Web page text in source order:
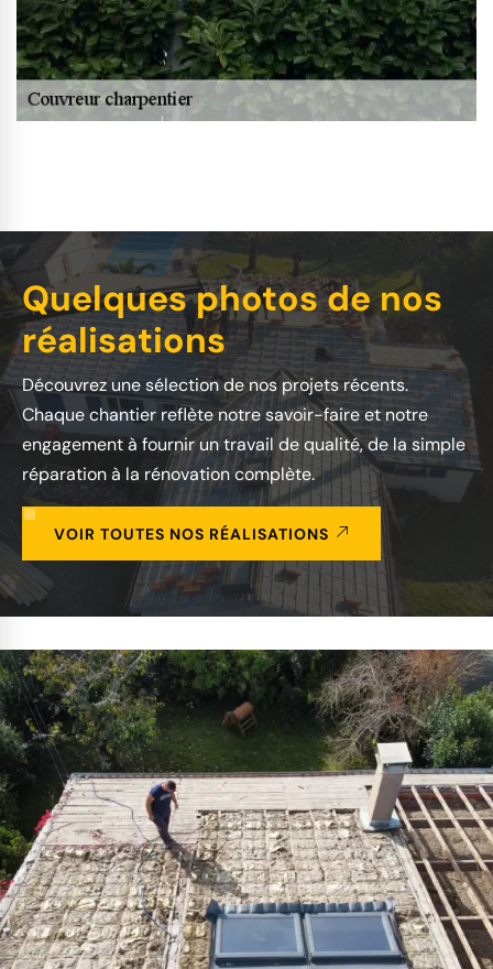
Quelques photos de nos
réalisations
Découvrez une sélection de nos projets récents.
Chaque chantier reflète notre savoir-faire et notre
engagement à fournir un travail de qualité, de la simple
réparation à la rénovation complète.
VOIR TOUTES NOS RÉALISATIONS